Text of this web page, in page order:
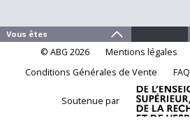
© ABG 2026 Mentions légales
Conditions Générales de Vente
FAQ
Soutenue par